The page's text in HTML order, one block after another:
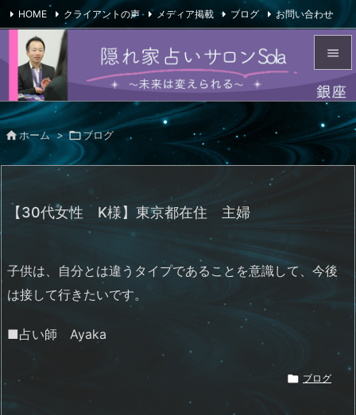


メニュ

サイド

検索
HOME クライアントの声 メディア掲載 ブログ お問い合わせ
会社概要
ホーム > ブログ
【30代女性 K様】東京都在住 主婦
子供は、自分とは違うタイプであることを意識して、今後
は接して行きたいです。
■占い師 Ayaka
 ブログ